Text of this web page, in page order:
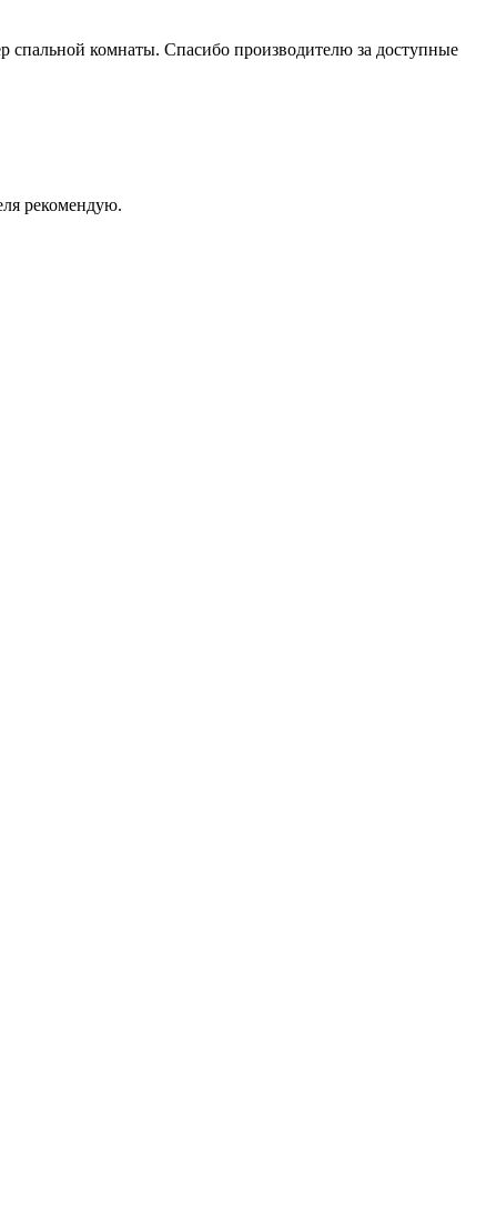
комнаты. Спасибо производителю за доступные
рекомендую.